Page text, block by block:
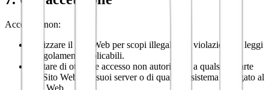
Accetti di non:
Utilizzare il Sito Web per scopi illegali o in violazione di leggi
o regolamenti applicabili.
Tentare di ottenere accesso non autorizzato a qualsiasi parte
del Sito Web, dei suoi server o di qualsiasi sistema collegato al